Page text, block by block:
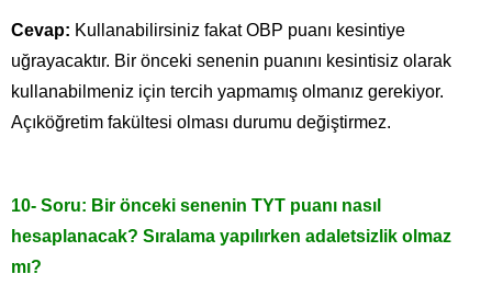
Cevap: Kullanabilirsiniz fakat OBP puanı kesintiye
uğrayacaktır. Bir önceki senenin puanını kesintisiz olarak
kullanabilmeniz için tercih yapmamış olmanız gerekiyor.
Açıköğretim fakültesi olması durumu değiştirmez.
10- Soru: Bir önceki senenin TYT puanı nasıl
hesaplanacak? Sıralama yapılırken adaletsizlik olmaz
mı?